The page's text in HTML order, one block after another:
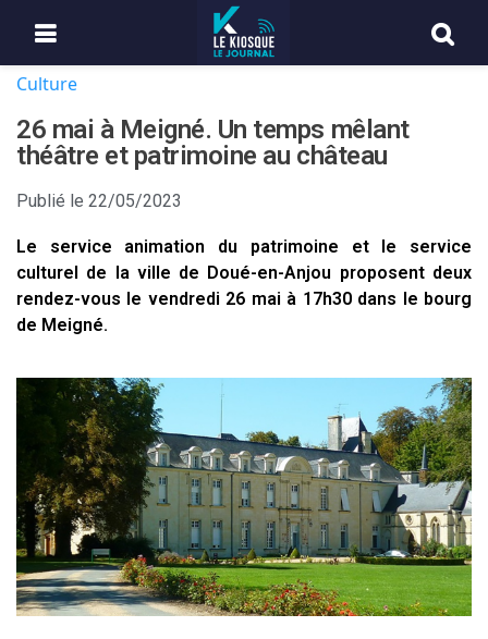
Culture
26 mai à Meigné. Un temps mêlant
théâtre et patrimoine au château
Publié le 22/05/2023
Le service animation du patrimoine et le service
culturel de la ville de Doué-en-Anjou proposent deux
rendez-vous le vendredi 26 mai à 17h30 dans le bourg
de Meigné.